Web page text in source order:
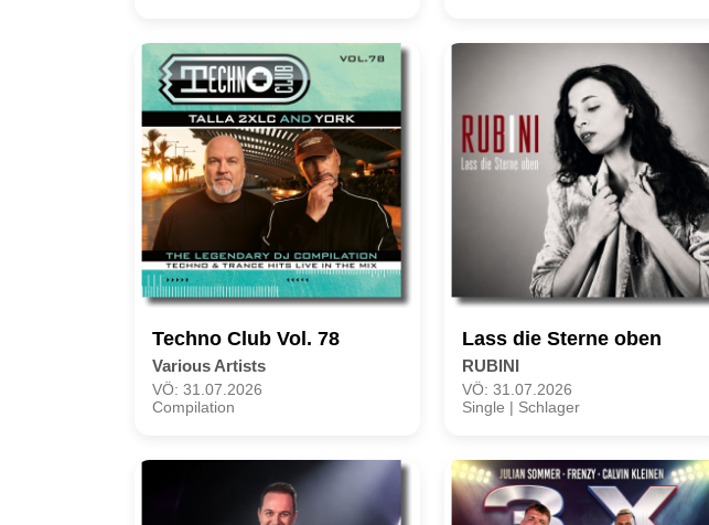
Techno Club Vol. 78
Various Artists
VÖ: 31.07.2026
Compilation
Lass die Sterne oben
RUBINI
VÖ: 31.07.2026
Single | Schlager